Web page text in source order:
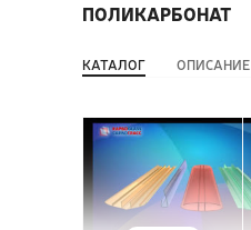
ПОЛИКАРБОНАТ
КАТАЛОГ ОПИСАНИЕ